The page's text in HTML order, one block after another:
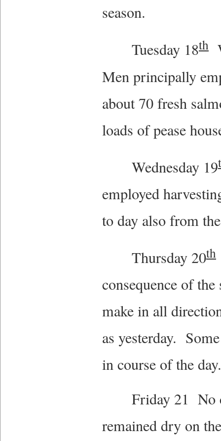
season.
Tuesday 18th
Men principally
about 70 fresh
loads of pease
Wednesday 19
employed
to day also from
Thursday 20th
consequence of
make in all
as yesterday.
in course of the
Friday 21 No
remained dry on